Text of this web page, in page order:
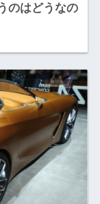
のはどうなの